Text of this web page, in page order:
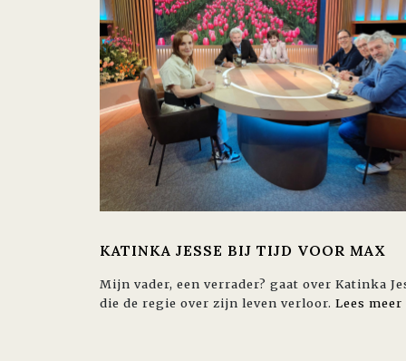
KATINKA JESSE BIJ TIJD VOOR MAX
Mijn vader, een verrader? gaat over Katinka
die de regie over zijn leven verloor. Lees meer